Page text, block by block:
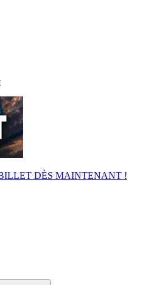
DÈS MAINTENANT !